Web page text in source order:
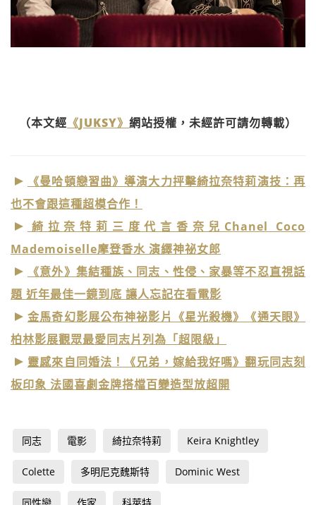
（本文經 《JUKSY》 網站授權，未經許可請勿轉載）
《曼哈頓戀習曲》導演大力抨擊綺拉奈特莉演技：再
也不會跟這種超模合作！
綺拉奈特莉三度代言香奈兒Chanel Coco
Mademoiselle摩登香水 演繹神祕女郎
《意外》集結種族、同志、性侵、家暴等不忍直視話
題 近年最佳一鏡到底 讓人忘記在看電影
金馬奇幻影展公布神祕影片《星光殺機》《通天眼》
柏林影展觀眾最愛同志片列為「超限級」
靈感來自同婚法！《兄弟，嫁給我好嗎》翻玩同志刻
板印象 法國喜劇金牌搭檔百變造型放超開
同志 電影 綺拉奈特莉 Keira Knightley
Colette 多明尼克魏斯特 Dominic West